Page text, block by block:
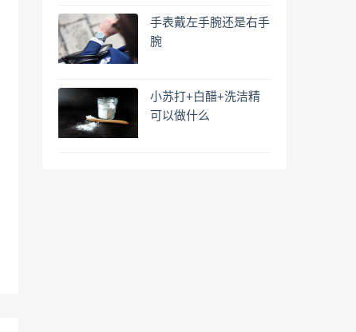
手表戴左手腕还是右手
腕
小苏打+白醋+洗洁精
可以做什么